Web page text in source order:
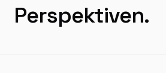
Perspektiven.